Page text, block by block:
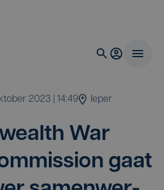
2023 | 14:49 Ieper
War
gaat